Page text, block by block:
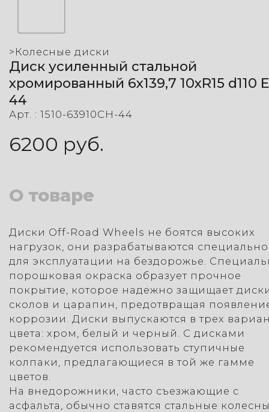
> Колесные диски
Диск усиленный стальной
хромированный 6x139,7 10xR15 d110
44
Арт. : 1510-63910CH-44
6200 руб.
О товаре
Диски Off-Road Wheels не боятся высоких
нагрузок, они разрабатываются специально
для эксплуатации на бездорожье.
порошковая окраска образует прочное
покрытие, которое надежно защищает
сколов и царапин, предотвращая
коррозии. Диски выпускаются в трех
цвета: хром, белый и черный. С дисками
рекомендуется использовать ступичные
колпаки, предлагающиеся в той же гамме
цветов.
На внедорожники, часто съезжающие с
асфальта, обычно ставятся стальные